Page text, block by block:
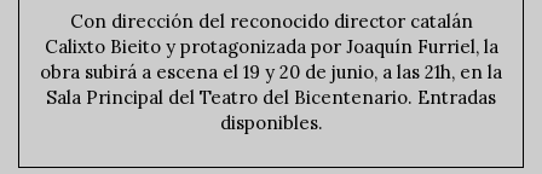
Con dirección del reconocido director catalán
Calixto Bieito y protagonizada por Joaquín Furriel, la
obra subirá a escena el 19 y 20 de junio, a las 21h, en la
Sala Principal del Teatro del Bicentenario. Entradas
disponibles.